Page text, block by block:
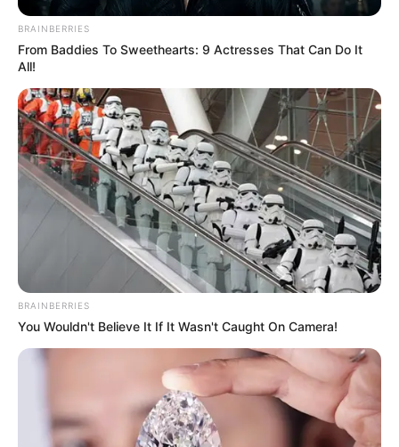
TAGS
ΠΟΤΕ
ΤΑΥΤΟΤΗΤΑ ΚΑΙ ΕΠΙΚΟΙΝΩΝΙΑ ΟΡΟΙ ΧΡΗΣΗΣ
BRAINBERRIES
From Baddies To Sweethearts: 9 Actresses That Can Do It
All!
BRAINBERRIES
You Wouldn't Believe It If It Wasn't Caught On Camera!